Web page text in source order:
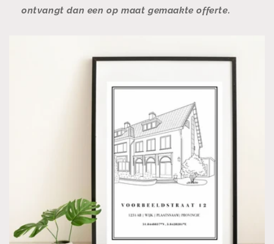
ontvangt dan een op maat gemaakte offerte.